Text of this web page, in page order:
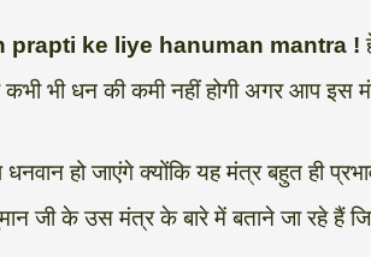
l
e
r
a
c
e
o
i
t
e
n
k
d
p
y
i
a
r
prapti ke liye hanuman mantra !
भी धन की कमी नहीं होगी अगर आप इस
हो जाएंगे क्योंकि यह मंत्र बहुत ही
जी के उस मंत्र के बारे में बताने जा रहे हैं